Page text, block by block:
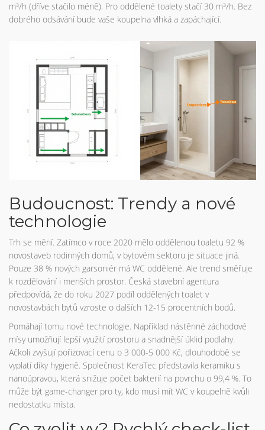
m³/h (dříve stačilo méně). Pro oddělené toalety stačí 30 m³/h. Bez
dobrého odsávání bude vaše koupelna vlhká a zapáchající.
Budoucnost: Trendy a nové
technologie
Trh se mění. Zatímco v roce 2020 mělo oddělenou toaletu 92 %
novostaveb rodinných domů, v bytovém sektoru je situace jiná.
Pouze 38 % nových garsoniér má WC oddělené. Ale trend směřuje
k rozdělování i menších prostor. Česká stavební agentura
předpovídá, že do roku 2027 podíl oddělených toalet v
novostavbách bytů vzroste o dalších 12-15 procentních bodů.
Pomáhají tomu nové technologie. Například nástěnné záchodové
mísy umožňují lepší využití prostoru a snadnější úklid podlahy.
Ačkoli zvyšují pořizovací cenu o 3 000-5 000 Kč, dlouhodobě se
vyplatí díky hygieně. Společnost KeraTec představila keramiku s
nanoúpravou, která snižuje počet bakterií na povrchu o 99,4 %. To
může být game-changer pro ty, kdo musí mít WC v koupelně kvůli
nedostatku místa.